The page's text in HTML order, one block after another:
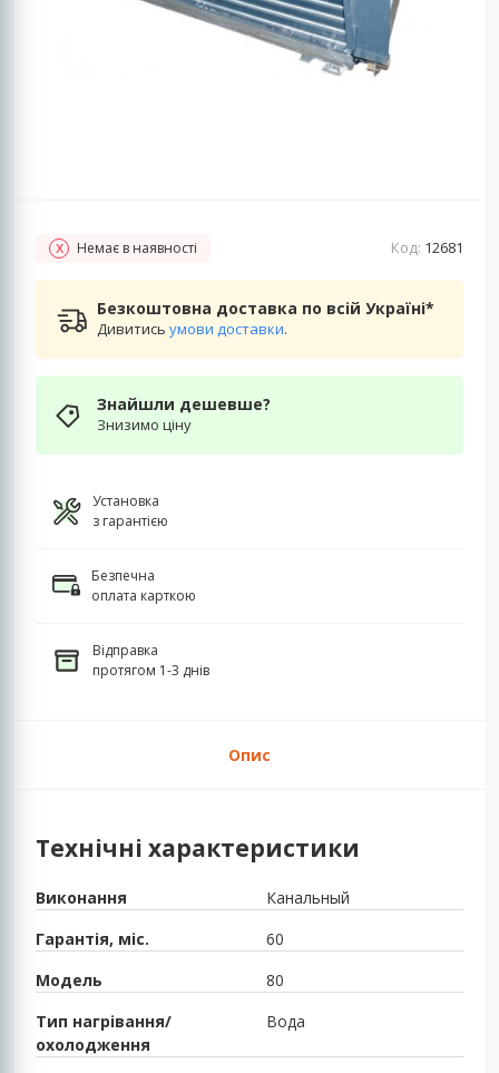
Немає в наявності Код: 12681
Безкоштовна доставка по всій Україні*
Дивитисьумови доставки.
Знайшли дешевше?
Знизимо ціну
Установка
з гарантією
Безпечна
оплата карткою
Відправка
протягом 1-3 днів
Опис
Технічні характеристики
Виконання
Канальный
Гарантія, міс.
60
Модель
80
Тип нагрівання/
охолодження
Вода